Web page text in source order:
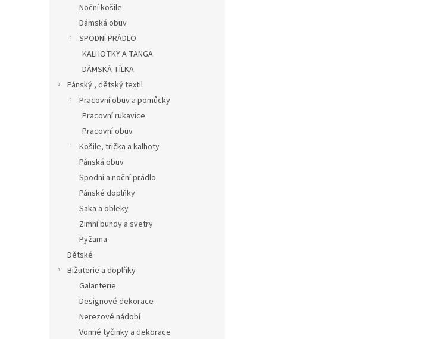
Noční košile
Dámská obuv
SPODNÍ PRÁDLO
KALHOTKY A TANGA
DÁMSKÁ TÍLKA
Pánský , dětský textil
Pracovní obuv a pomůcky
Pracovní rukavice
Pracovní obuv
Košile, trička a kalhoty
Pánská obuv
Spodní a noční prádlo
Pánské doplňky
Saka a obleky
Zimní bundy a svetry
Pyžama
Dětské
Bižuterie a doplňky
Galanterie
Designové dekorace
Nerezové nádobí
Vonné tyčinky a dekorace